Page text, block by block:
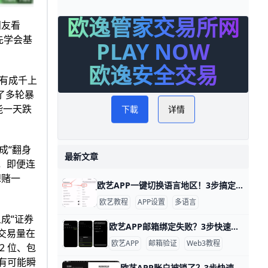
看
学会基
成千上
多轮暴
一天跌
“翻身
即便连
一
“证券
易量在
位、包
可能瞬
欧逸管家交易所网
PLAY NOW
欧逸安全交易
下載 详情
最新文章
欧艺APP一键切换语言地区！3步搞定 欧艺APP的语言和地区切换非常简单，只需几步就能搞定，让你用母语界面更舒服。举个例子，如果你手机是英文版，想改成简体中文，整个过程不到1分钟。
欧艺教程 APP设置 多语言
欧艺APP邮箱绑定失败？3步快速搞定！ 欧艺APP无法绑定邮箱是很多用户遇到的常见问题，通常因为网络限制、邮箱服务商屏蔽或APP缓存问题导致。好消息是，通过简单步骤就能解决。下面我们一步步来试试。
欧艺APP 邮箱验证 Web3教程